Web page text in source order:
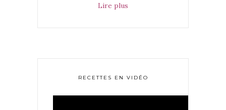
Lire plus
RECETTES EN VIDÉO